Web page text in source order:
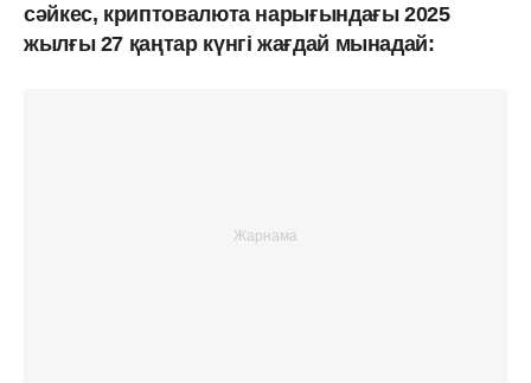
сәйкес, криптовалюта нарығындағы 2025
жылғы 27 қаңтар күнгі жағдай мынадай: